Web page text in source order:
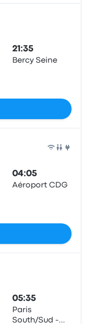
21:35
Bercy Seine
04:05
Aéroport CDG
05:35
Paris
South/Sud -